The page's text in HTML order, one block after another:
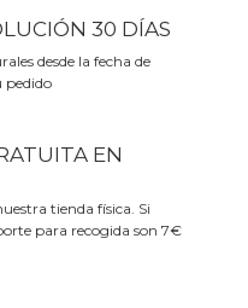
30 DÍAS
desde la fecha de
pedido
EN
tienda física. Si
para recogida son 7€